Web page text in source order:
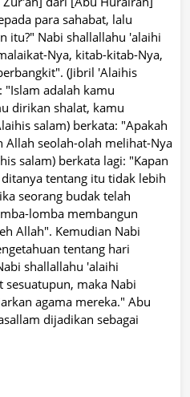
para sahabat, lalu
itu?" Nabi shallallahu 'alaihi
Nya, kitab-kitab-Nya,
(Jibril 'Alaihis
"Islam adalah kamu
dirikan shalat, kamu
salam) berkata: "Apakah
Allah seolah-olah melihat-Nya
salam) berkata lagi: "Kapan
tentang itu tidak lebih
seorang budak telah
lomba membangun
Allah". Kemudian Nabi
tentang hari
shallallahu 'alaihi
maka Nabi
agama mereka." Abu
dijadikan sebagai